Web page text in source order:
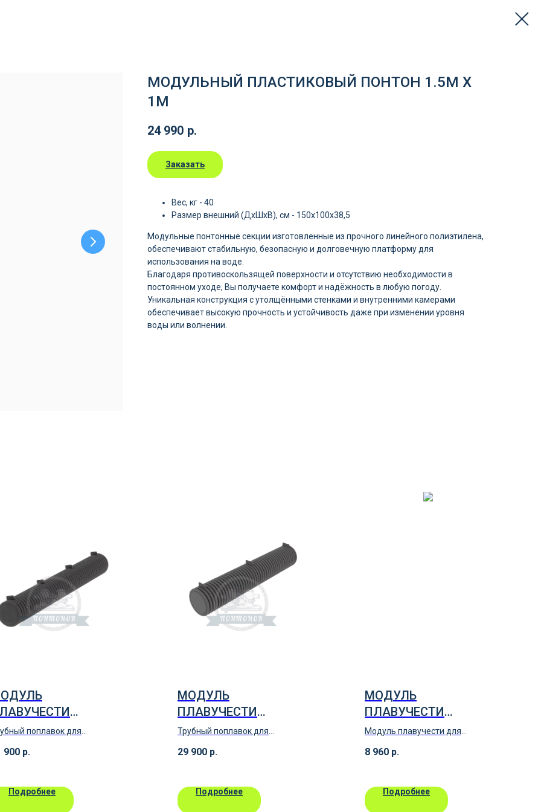
МОДУЛЬНЫЙ ПЛАСТИКОВЫЙ ПОНТОН 1.5М Х
1М
24 990 р.
Заказать
Вес, кг - 40
Размер внешний (ДхШхВ), см - 150х100х38,5
Модульные понтонные секции изготовленные из прочного линейного полиэтилена,
обеспечивают стабильную, безопасную и долговечную платформу для
использования на воде.
Благодаря противоскользящей поверхности и отсутствию необходимости в
постоянном уходе, Вы получаете комфорт и надёжность в любую погоду.
Уникальная конструкция с утолщёнными стенками и внутренними камерами
обеспечивает высокую прочность и устойчивость даже при изменении уровня
воды или волнении.
400 ММ
4М
поплавок для
900 р.
Подробнее
МОДУЛЬ
ПЛАВУЧЕСТИ
(ПОПЛАВОК) 460 ММ
Х 3М
Трубный поплавок для
полиэтилена ПНД
29 900 р.
Подробнее
МОДУЛЬ
ПЛАВУЧЕСТИ
ПЛАСТИКОВЫЙ
"ЭКОПРОМ"
Модуль плавучести для
причалов
8 960 р.
Подробнее